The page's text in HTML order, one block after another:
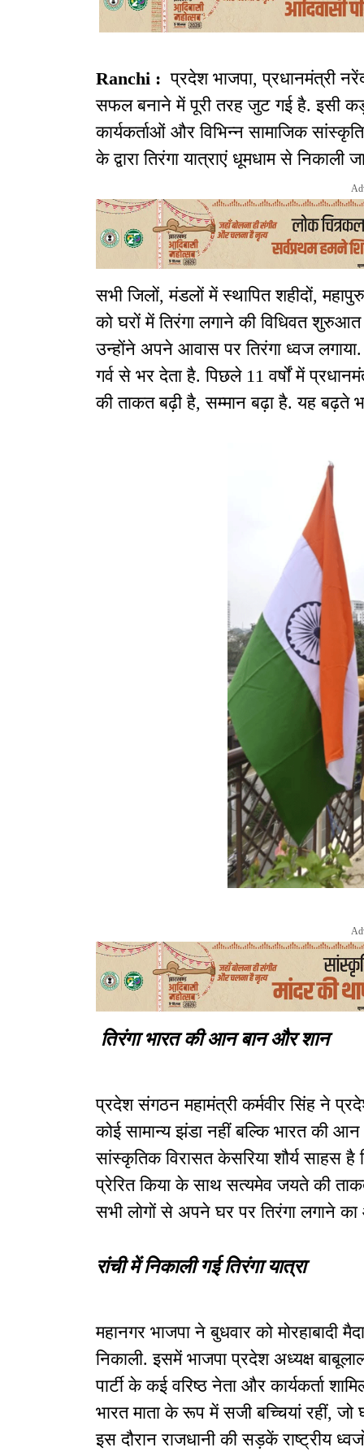
Ranchi : प्रदेश भाजपा, प्रधानमंत्री
सफल बनाने में पूरी तरह जुट गई है. इसी
कार्यकर्ताओं और विभिन्न सामाजिक
के द्वारा तिरंगा यात्राएं धूमधाम से निकाली
सभी जिलों, मंडलों में स्थापित शहीदों,
को घरों में तिरंगा लगाने की विधिवत शुरुआत
उन्होंने अपने आवास पर तिरंगा ध्वज लगाया.
गर्व से भर देता है. पिछले 11 वर्षों में
की ताकत बढ़ी है, सम्मान बढ़ा है. यह बढ़ते
तिरंगा भारत की आन बान और शान
प्रदेश संगठन महामंत्री कर्मवीर सिंह ने
कोई सामान्य झंडा नहीं बल्कि भारत की
सांस्कृतिक विरासत केसरिया शौर्य साहस
प्रेरित किया के साथ सत्यमेव जयते की
सभी लोगों से अपने घर पर तिरंगा लगाने का
रांची में निकाली गई तिरंगा यात्रा
महानगर भाजपा ने बुधवार को मोरहाबादी
निकाली. इसमें भाजपा प्रदेश अध्यक्ष
पार्टी के कई वरिष्ठ नेता और कार्यकर्ता
भारत माता के रूप में सजी बच्चियां रहीं, जो
इस दौरान राजधानी की सड़कें राष्ट्रीय